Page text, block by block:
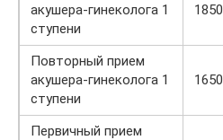
акушера-гинеколога 1
ступени
1850
Повторный прием
акушера-гинеколога 1
ступени
1650
Первичный прием